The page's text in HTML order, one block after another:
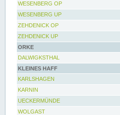
WESENBERG OP
WESENBERG UP
ZEHDENICK OP
ZEHDENICK UP
ORKE
DALWIGKSTHAL
KLEINES HAFF
KARLSHAGEN
KARNIN
UECKERMÜNDE
WOLGAST